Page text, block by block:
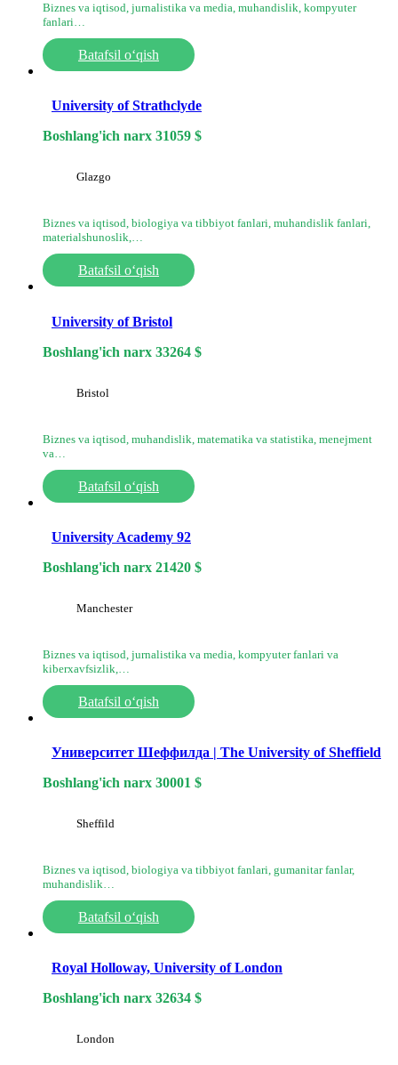
Biznes va iqtisod, jurnalistika va media, muhandislik, kompyuter
fanlari…
Batafsil o‘qish
University of Strathclyde
Boshlang'ich narx 31059 $
Glazgo
Biznes va iqtisod, biologiya va tibbiyot fanlari, muhandislik fanlari,
materialshunoslik,…
Batafsil o‘qish
University of Bristol
Boshlang'ich narx 33264 $
Bristol
Biznes va iqtisod, muhandislik, matematika va statistika, menejment
va…
Batafsil o‘qish
University Academy 92
Boshlang'ich narx 21420 $
Manchester
Biznes va iqtisod, jurnalistika va media, kompyuter fanlari va
kiberxavfsizlik,…
Batafsil o‘qish
Университет Шеффилда | The University of Sheffield
Boshlang'ich narx 30001 $
Sheffild
Biznes va iqtisod, biologiya va tibbiyot fanlari, gumanitar fanlar,
muhandislik…
Batafsil o‘qish
Royal Holloway, University of London
Boshlang'ich narx 32634 $
London